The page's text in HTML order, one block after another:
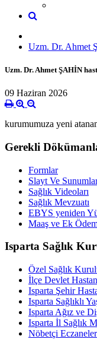
Uzm. Dr. Ahmet
Uzm. Dr. Ahmet ŞAHİN
09 Haziran 2026
kurumumuza yeni
Gerekli
Formlar
Slayt Ve
Sağlık Videoları
Sağlık Mevzuatı
EBYS yeniden
Maaş ve Ek
Isparta Sağlık
Özel Sağlık
İlçe Devlet
Isparta Şehir
Isparta Sağlıklı
Isparta Ağız ve
Isparta İl Sağlık
Nöbetçi Eczaneler